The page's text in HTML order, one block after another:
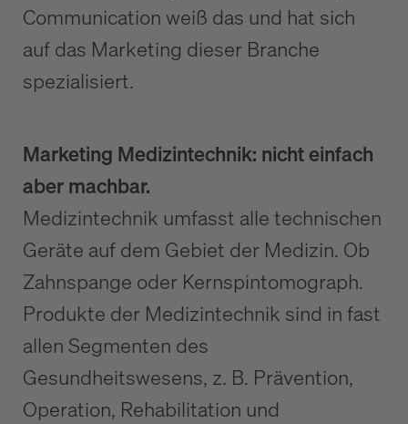
Communication weiß das und hat sich
auf das Marketing dieser Branche
spezialisiert.
Marketing Medizintechnik: nicht einfach
aber machbar.
Medizintechnik umfasst alle technischen
Geräte auf dem Gebiet der Medizin. Ob
Zahnspange oder Kernspintomograph.
Produkte der Medizintechnik sind in fast
allen Segmenten des
Gesundheitswesens, z. B. Prävention,
Operation, Rehabilitation und